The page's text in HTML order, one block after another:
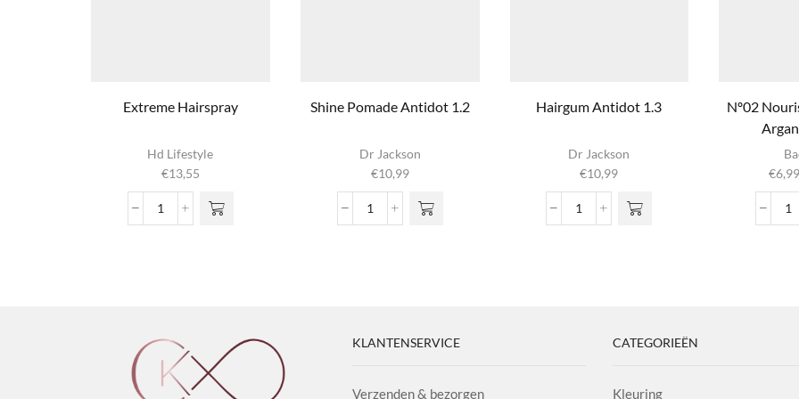
Extreme Hairspray
Hd Lifestyle
€13,55
Extreme
Shine Pomade Antidot 1.2
Dr Jackson
€10,99
Shine
Hairgum Antidot 1.3
Dr Jackson
€10,99
Hairgum
Nº02
€6,99
KLANTENSERVICE
Verzenden & bezorgen
CATEGORIEËN
Kleuring